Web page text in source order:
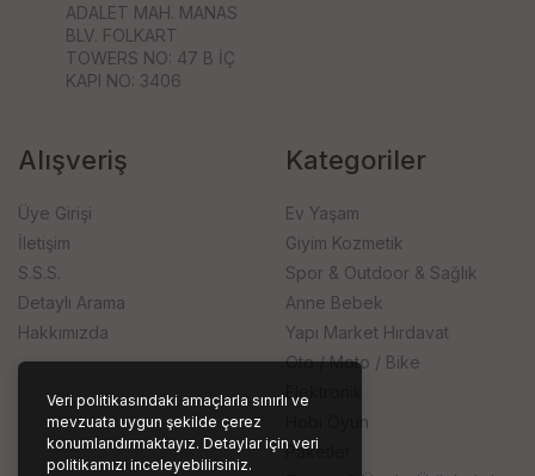
Veri politikasındaki amaçlarla sınırlı ve
mevzuata uygun şekilde çerez
konumlandırmaktayız. Detaylar için veri
politikamızı inceleyebilirsiniz.
ADALET MAH. MANAS
BLV. FOLKART
TOWERS NO: 47 B İÇ
KAPI NO: 3406
Alışveriş
Üye Girişi
İletişim
S.S.S.
Detaylı Arama
Hakkımızda
Kategoriler
Ev Yaşam
Giyim Kozmetik
Spor & Outdoor & Sağlık
Anne Bebek
Yapı Market Hırdavat
Oto / Moto / Bike
Hobi Oyun
Paketler